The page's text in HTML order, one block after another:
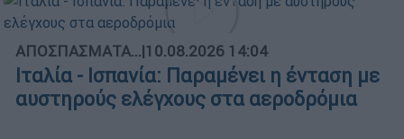
ΑΠΟΣΠΑΣΜΑΤΑ...|10.08.2026 14:04
Ιταλία - Ισπανία: Παραμένει η ένταση με
αυστηρούς ελέγχους στα αεροδρόμια